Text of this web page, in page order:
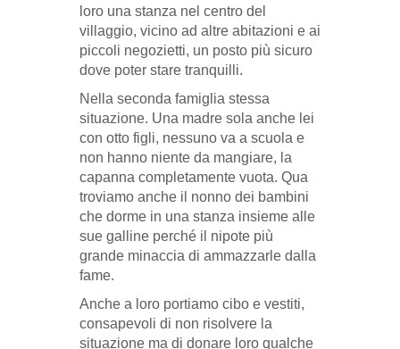
loro una stanza nel centro del
villaggio, vicino ad altre abitazioni e ai
piccoli negozietti, un posto più sicuro
dove poter stare tranquilli.
Nella seconda famiglia stessa
situazione. Una madre sola anche lei
con otto figli, nessuno va a scuola e
non hanno niente da mangiare, la
capanna completamente vuota. Qua
troviamo anche il nonno dei bambini
che dorme in una stanza insieme alle
sue galline perché il nipote più
grande minaccia di ammazzarle dalla
fame.
Anche a loro portiamo cibo e vestiti,
consapevoli di non risolvere la
situazione ma di donare loro qualche